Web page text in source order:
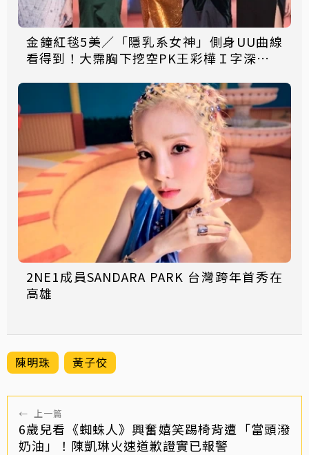
金鐘紅毯5美／「隱乳系女神」側身UU曲線
看得到！大霈胸下挖空PK王彩樺Ｉ字深溝
2NE1成員SANDARA PARK 台灣跨年首秀在
高雄
陳明珠 黃子佼
← 上一篇
6歲兒看《蜘蛛人》興奮嬉笑踢椅背遭「當頭潑
奶油」！陳凱琳火速道歉證實已報警